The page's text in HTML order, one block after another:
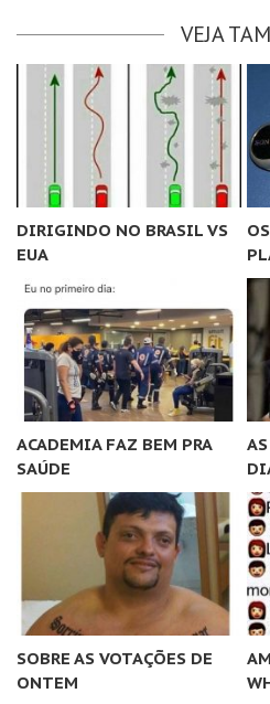
VEJA
DIRIGINDO NO BRASIL VS
EUA
ACADEMIA FAZ BEM PRA
SAÚDE
SOBRE AS VOTAÇÕES DE
ONTEM